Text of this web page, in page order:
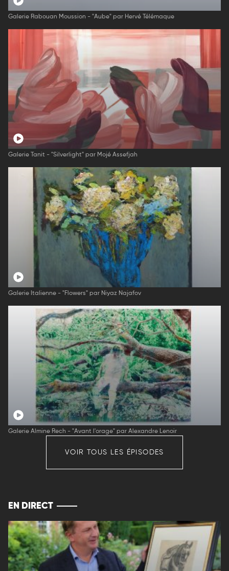
Galerie Rabouan Moussion - "Aube" par Hervé Télémaque
Galerie Tanit - "Silverlight" par Mojé Assefjah
Galerie Italienne - "Flowers" par Niyaz Najafov
Galerie Almine Rech - "Avant l'orage" par Alexandre Lenoir
VOIR TOUS LES ÉPISODES
EN DIRECT